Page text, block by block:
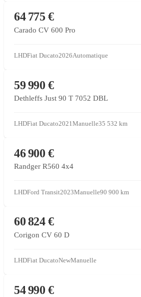
CONCESSIONNAIRE PARTENAIRE
64 775 €
Carado CV 600 Pro
LHDFiat Ducato2026Automatique
CONCESSIONNAIRE PARTENAIRE
59 990 €
Dethleffs Just 90 T 7052 DBL
LHDFiat Ducato2021Manuelle35 532 km
CONCESSIONNAIRE PARTENAIRE
46 900 €
Randger R560 4x4
LHDFord Transit2023Manuelle90 900 km
CONCESSIONNAIRE PARTENAIRE
60 824 €
Corigon CV 60 D
LHDFiat DucatoNewManuelle
CONCESSIONNAIRE PARTENAIRE
54 990 €